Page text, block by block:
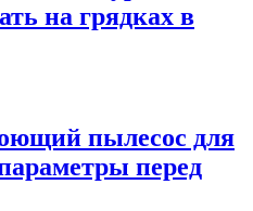
на грядках в
пылесос для
перед